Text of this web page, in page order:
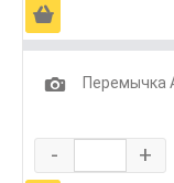
Ä
1
Перемычка
- +